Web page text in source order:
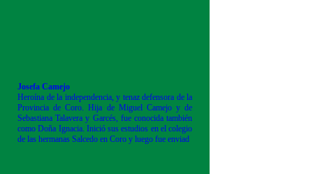
Josefa Camejo
Heroína de la independencia, y tenaz defensora de la
Provincia de Coro. Hija de Miguel Camejo y de
Sebastiana Talavera y Garcés, fue conocida también
como Doña Ignacia. Inició sus estudios en el colegio
de las hermanas Salcedo en Coro y luego fue enviad